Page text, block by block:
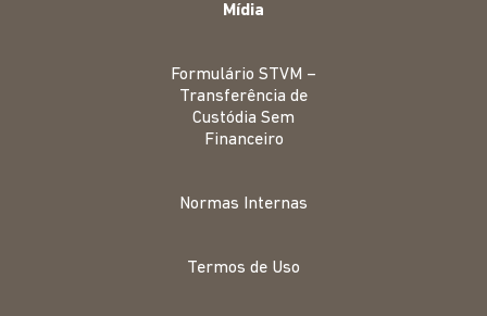
Mídia
Formulário STVM –
Transferência de
Custódia Sem
Financeiro
Normas Internas
Termos de Uso